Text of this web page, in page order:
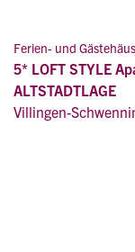
Ferien- und
5* LOFT STYLE
ALTSTADTLAGE
Villingen-